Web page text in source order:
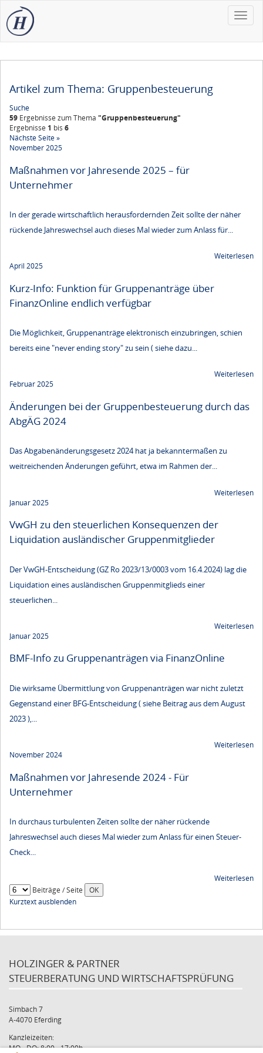
Toggle
Artikel zum Thema: Gruppenbesteuerung
Suche
59 Ergebnisse zum Thema "Gruppenbesteuerung"
Ergebnisse 1 bis 6
Nächste Seite »
November 2025
Maßnahmen vor Jahresende 2025 – für
Unternehmer
In der gerade wirtschaftlich herausfordernden Zeit sollte der näher
rückende Jahreswechsel auch dieses Mal wieder zum Anlass für...
Weiterlesen
April 2025
Kurz-Info: Funktion für Gruppenanträge über
FinanzOnline endlich verfügbar
Die Möglichkeit, Gruppenanträge elektronisch einzubringen, schien
bereits eine "never ending story" zu sein ( siehe dazu...
Weiterlesen
Februar 2025
Änderungen bei der Gruppenbesteuerung durch das
AbgÄG 2024
Das Abgabenänderungsgesetz 2024 hat ja bekanntermaßen zu
weitreichenden Änderungen geführt, etwa im Rahmen der...
Weiterlesen
Januar 2025
VwGH zu den steuerlichen Konsequenzen der
Liquidation ausländischer Gruppenmitglieder
Der VwGH-Entscheidung (GZ Ro 2023/13/0003 vom 16.4.2024) lag die
Liquidation eines ausländischen Gruppenmitglieds einer
steuerlichen...
Weiterlesen
Januar 2025
BMF-Info zu Gruppenanträgen via FinanzOnline
Die wirksame Übermittlung von Gruppenanträgen war nicht zuletzt
Gegenstand einer BFG-Entscheidung ( siehe Beitrag aus dem August
2023 ),...
Weiterlesen
November 2024
Maßnahmen vor Jahresende 2024 - Für
Unternehmer
In durchaus turbulenten Zeiten sollte der näher rückende
Jahreswechsel auch dieses Mal wieder zum Anlass für einen Steuer-
Check...
Weiterlesen
Beiträge / Seite
Kurztext ausblenden
HOLZINGER & PARTNER
STEUERBERATUNG UND WIRTSCHAFTSPRÜFUNG
Simbach 7
A-4070 Eferding
Kanzleizeiten:
MO - DO: 8:00 - 17:00h